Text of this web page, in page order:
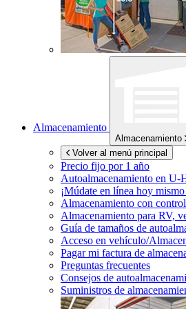
Almacenamiento
Almacenamiento
Volver al menú principal
Precio fijo por 1 año
Autoalmacenamiento en U-
¡Múdate en línea hoy
Almacenamiento con
Almacenamiento para RV,
Guía de tamaños de
Acceso en vehículo/
Pagar mi factura de
Preguntas frecuentes
Consejos de
Suministros de